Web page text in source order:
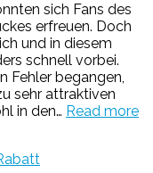
sich Fans des
erfreuen. Doch
und in diesem
schnell vorbei.
Fehler begangen,
sehr attraktiven
in den… Read more